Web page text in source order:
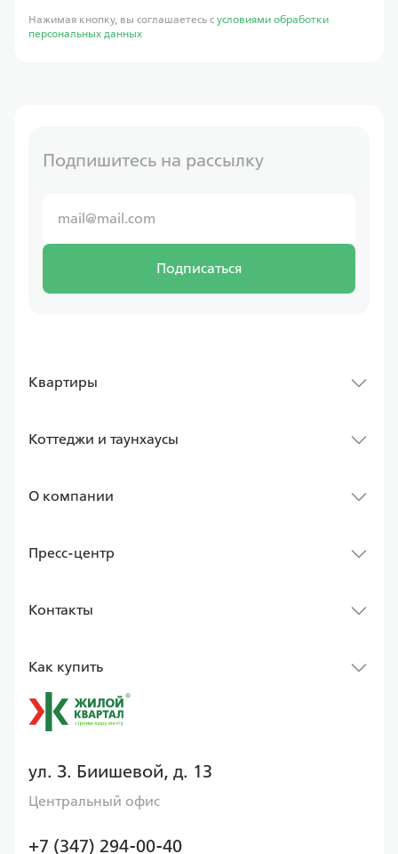
Нажимая кнопку, вы соглашаетесь с условиями обработки
персональных данных
Подпишитесь на рассылку
Подписаться
Квартиры
Коттеджи и таунхаусы
О компании
Пресс-центр
Контакты
Как купить
ул. З. Биишевой, д. 13
Центральный офис
+7 (347) 294-00-40